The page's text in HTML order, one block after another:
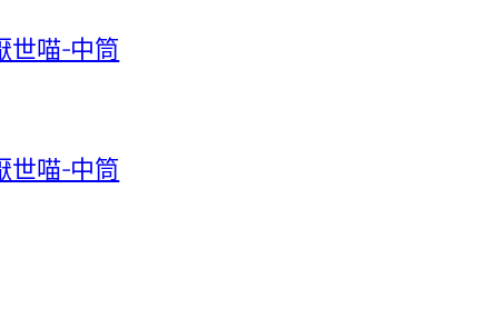
世喵-中筒
世喵-中筒